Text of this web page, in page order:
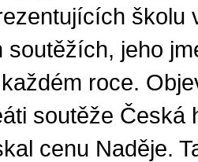
školu
soutěžích, jeho
roce.
soutěže Česká
cenu Naděje.